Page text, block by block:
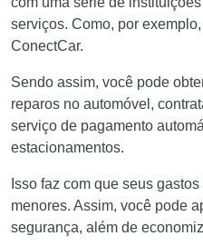
serviços. Como, por
ConectCar.
Sendo assim, você pode
reparos no automóvel,
serviço de pagamento
estacionamentos.
Isso faz com que seus
menores. Assim, você pode
segurança, além de